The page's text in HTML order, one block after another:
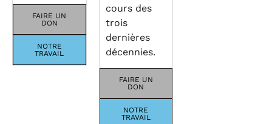
FAIRE UN
DON
NOTRE
TRAVAIL
cours des
trois
dernières
décennies.
FAIRE UN
DON
NOTRE
TRAVAIL